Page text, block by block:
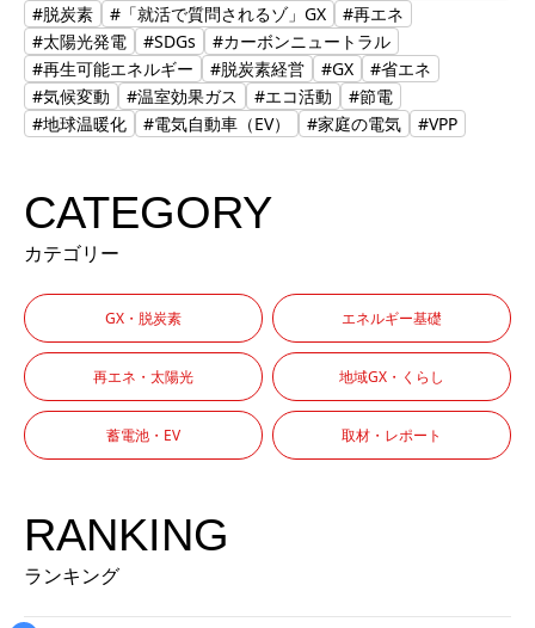
#脱炭素
#「就活で質問されるゾ」GX
#再エネ
#太陽光発電
#SDGs
#カーボンニュートラル
#再生可能エネルギー
#脱炭素経営 #GX
#省エネ
#気候変動
#温室効果ガス #エコ活動
#節電
#地球温暖化
#電気自動車（EV） #家庭の電気 #VPP
CATEGORY
カテゴリー
GX・脱炭素 エネルギー基礎
再エネ・太陽光 地域GX・くらし
蓄電池・EV 取材・レポート
RANKING
ランキング